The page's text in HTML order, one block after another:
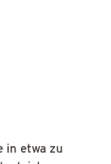
in etwa zu